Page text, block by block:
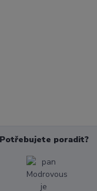
Potřebujete poradit?